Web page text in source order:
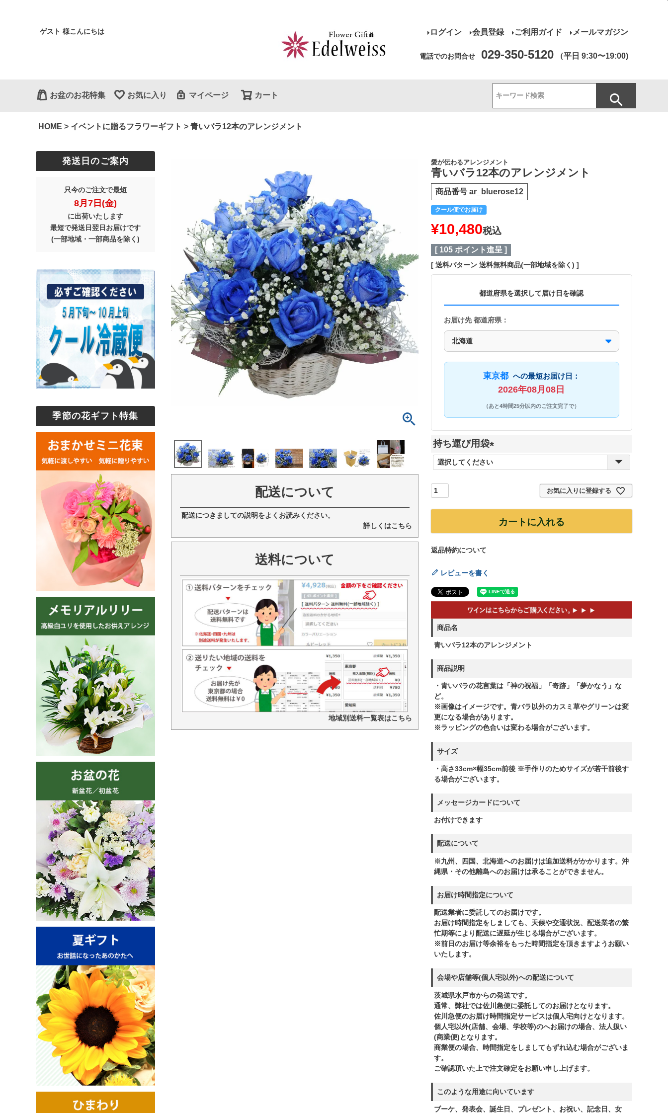
ゲスト 様こんにちは ログイン 会員登録 ご利用ガイド メールマガジン
電話でのお問合せ 029-350-5120 （平日 9:30〜19:00)
お盆のお花特集 お気に入り マイページ カート
HOME イベントに贈るフラワーギフト 青いバラ12本のアレンジメント
発送日のご案内
只今のご注文で最短
8月7日(金)
に出荷いたします
最短で発送日翌日お届けです
(一部地域・一部商品を除く)
季節の花ギフト特集
配送について
配送につきましての説明をよくお読みください。
詳しくはこちら
送料について
地域別送料一覧表はこちら
愛が伝わるアレンジメント
青いバラ12本のアレンジメント
商品番号 ar_bluerose12
クール便でお届け
¥10,480税込
[ 105 ポイント進呈 ]
送料パターン 送料無料商品(一部地域を除く)
都道府県を選択して届け日を確認
お届け先 都道府県：
東京都 への最短お届け日：
2026年08月08日
（あと4時間25分以内のご注文完了で）
持ち運び用袋
(
お気に入りに登録する
カートに入れる
返品特約について
レビューを書く
商品名
青いバラ12本のアレンジメント
商品説明
・青いバラの花言葉は「神の祝福」「奇跡」「夢かなう」な
ど。
※画像はイメージです。青バラ以外のカスミ草やグリーンは変
更になる場合があります。
※ラッピングの色合いは変わる場合がございます。
サイズ
・高さ33cm×幅35cm前後 ※手作りのためサイズが若干前後す
る場合がございます。
メッセージカードについて
お付けできます
配送について
※九州、四国、北海道へのお届けは追加送料がかかります。沖
縄県・その他離島へのお届けは承ることができません。
お届け時間指定について
配送業者に委託してのお届けです。
お届け時間指定をしましても、天候や交通状況、配送業者の繁
忙期等により配送に遅延が生じる場合がございます。
※前日のお届け等余裕をもった時間指定を頂きますようお願い
いたします。
会場や店舗等(個人宅以外)への配送について
茨城県水戸市からの発送です。
通常、弊社では佐川急便に委託してのお届けとなります。
佐川急便のお届け時間指定サービスは個人宅向けとなります。
個人宅以外(店舗、会場、学校等)のへお届けの場合、法人扱い
(商業便)となります。
商業便の場合、時間指定をしましてもずれ込む場合がございま
す。
ご確認頂いた上で注文確定をお願い申し上げます。
このような用途に向いています
ブーケ、発表会、誕生日、プレゼント、お祝い、記念日、女